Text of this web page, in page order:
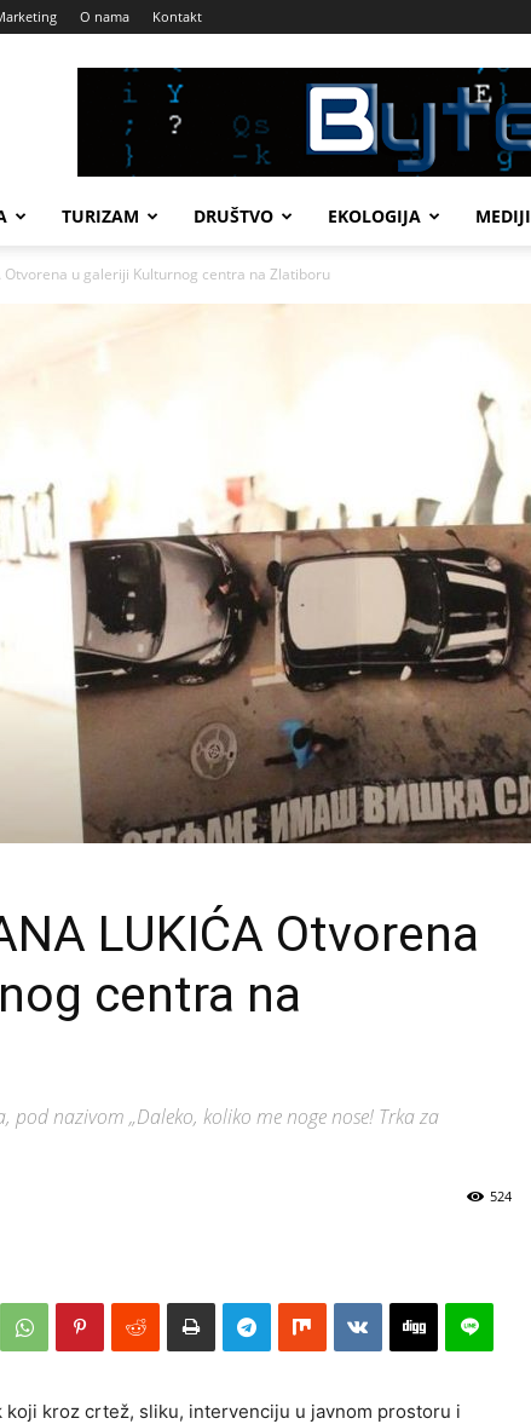
O nama Kontakt
TURIZAM DRUŠTVO EKOLOGIJA MEDIJI
Otvorena u galeriji Kulturnog centra na Zlatiboru
LUKIĆA Otvorena
centra na
pod nazivom „Daleko, koliko me noge nose! Trka za
524
kroz crtež, sliku, intervenciju u javnom prostoru i